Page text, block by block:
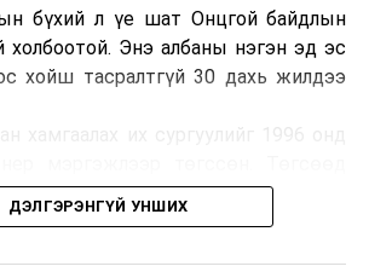
бүхий л үе шат Онцгой байдлын
холбоотой. Энэ албаны нэгэн эд эс
хойш тасралтгүй 30 дахь жилдээ
нефтийн гэрээт байцаагчаар
гараагаа эхлүүлж байлаа. Улмаар
ДЭЛГЭРЭНГҮЙ УНШИХ